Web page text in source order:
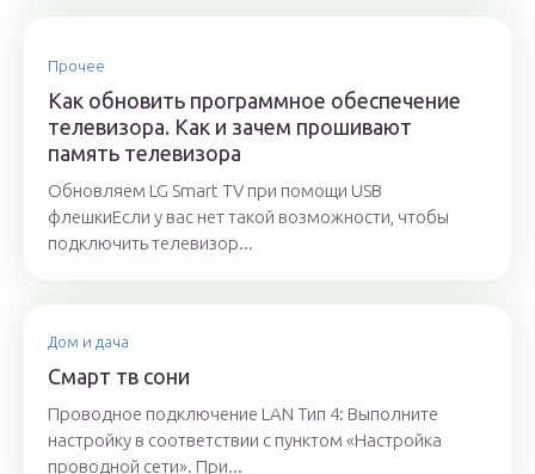
Прочее
Как обновить программное обеспечение
телевизора. Как и зачем прошивают
память телевизора
Обновляем LG Smart TV при помощи USB
флешкиЕсли у вас нет такой возможности, чтобы
подключить телевизор...
Дом и дача
Смарт тв сони
Проводное подключение LAN Тип 4: Выполните
настройку в соответствии с пунктом «Настройка
проводной сети». При...